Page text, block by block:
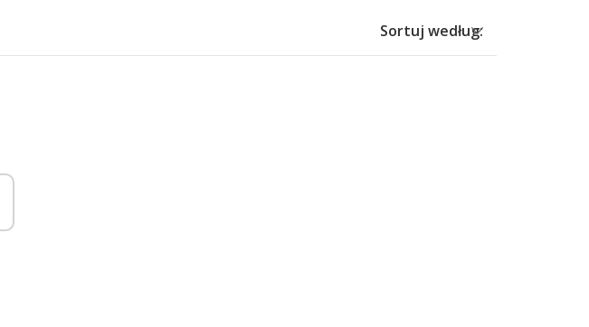
Sortuj według: